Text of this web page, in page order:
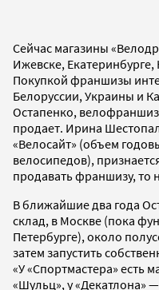
Сейчас магазины
Ижевске,
Покупкой франшизы
Белоруссии, Украины и
Остапенко,
продает. Ирина
«Велосайт» (объем
велосипедов),
продавать франшизу, то
В ближайшие два года
склад, в Москве (пока
Петербурге), около
затем запустить
«У «Спортмастера» есть
«Шульц», у «Декатлона»